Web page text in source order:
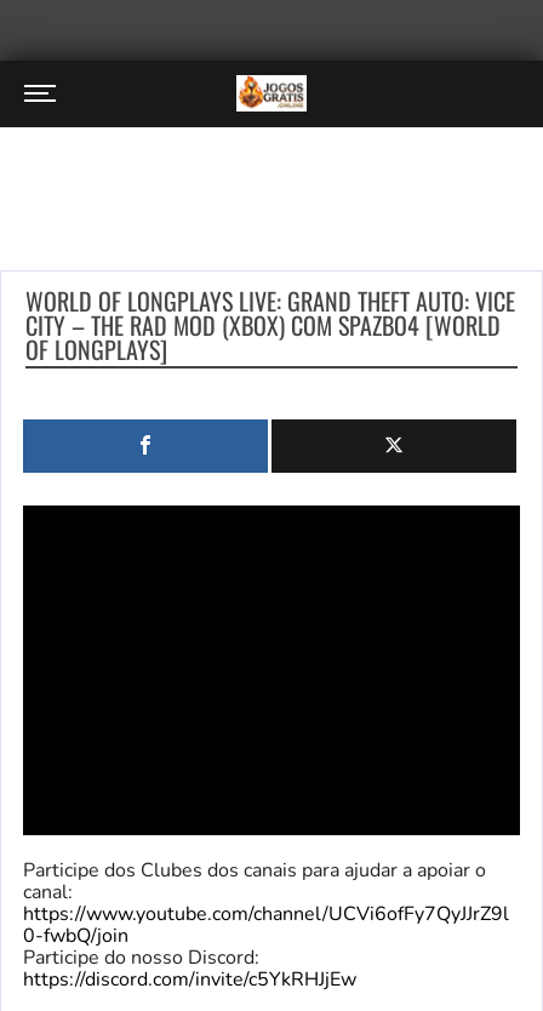
WORLD OF LONGPLAYS LIVE: GRAND THEFT AUTO: VICE
CITY – THE RAD MOD (XBOX) COM SPAZBO4 [WORLD
OF LONGPLAYS]
Participe dos Clubes dos canais para ajudar a apoiar o
canal:
https://www.youtube.com/channel/UCVi6ofFy7QyJJrZ9l
0-fwbQ/join
Participe do nosso Discord:
https://discord.com/invite/c5YkRHJjEw